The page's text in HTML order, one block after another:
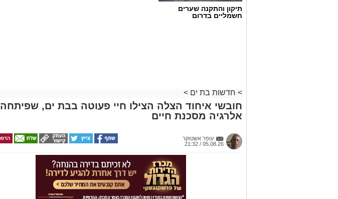
תיקון והתקנה שערים
חשמליים בדרום
> חדשות בת ים >
חובשי איחוד הצלה הצילו חיי פעוטה בבת ים, שפיתחה
אלרגיה מסכנת חיים
עופר אשטוקר
05.08.26 / 21:32